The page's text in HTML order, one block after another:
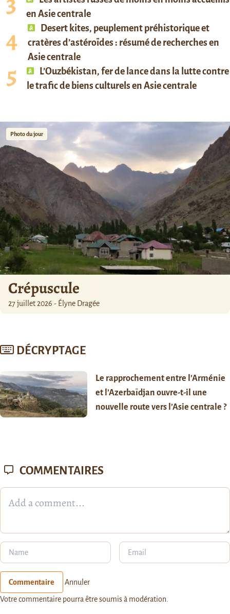
en Asie centrale
Desert kites, peuplement préhistorique et
cratères d’astéroïdes : résumé de recherches en
Asie centrale
L’Ouzbékistan, fer de lance dans la lutte contre
le trafic de biens culturels en Asie centrale
Photo du jour
Crépuscule
27 juillet 2026 - Élyne Dragée
DÉCRYPTAGE
Le rapprochement entre l’Arménie
et l’Azerbaïdjan ouvre-t-il une
nouvelle route vers l’Asie centrale ?
COMMENTAIRES
Commentaire Annuler
Votre commentaire pourra être soumis à modération.